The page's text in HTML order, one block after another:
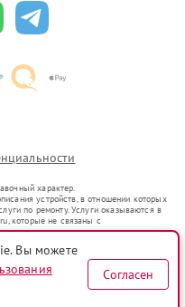
характер.
устройств, в отношении которых
по ремонту. Услуги оказываются в
которые не связаны с
представителями.
в гражданский оборот в соответствии
услуг или введения
о предоставляемых услугах по
офертой, определяемой
Вы можете
Согласен